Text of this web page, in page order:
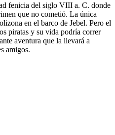
fenicia del siglo VIII a. C. donde
que no cometió. La única
en el barco de Jebel. Pero el
piratas y su vida podría correr
aventura que la llevará a
amigos.